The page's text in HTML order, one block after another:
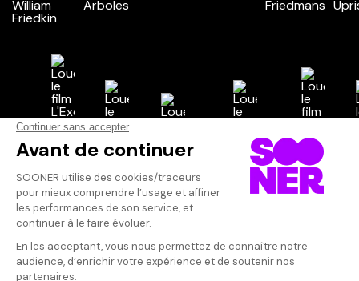
Vos avis
Donnez votre avis
Votre note
Votre commentaire
Il faut vous connecter pour
publier un avis